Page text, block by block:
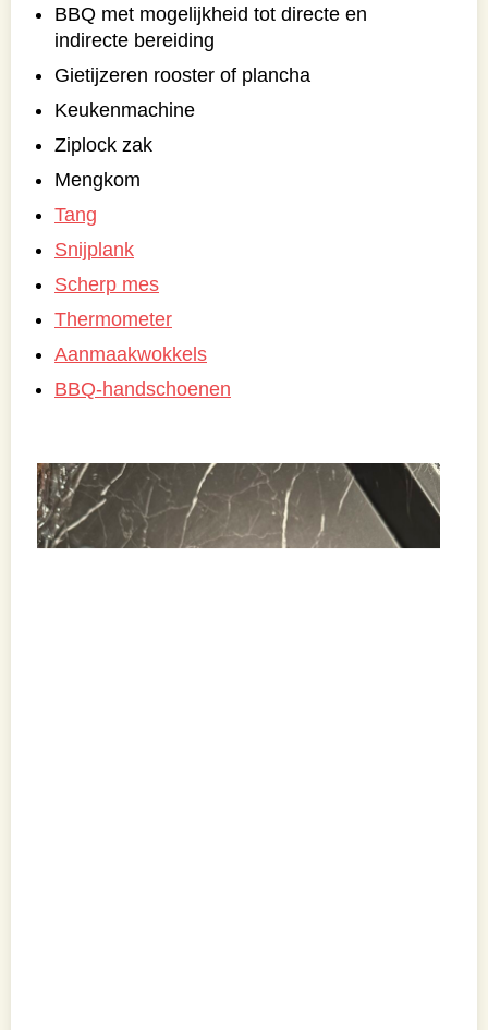
BBQ met mogelijkheid tot directe en
indirecte bereiding
Gietijzeren rooster of plancha
Keukenmachine
Ziplock zak
Mengkom
Tang
Snijplank
Scherp mes
Thermometer
Aanmaakwokkels
BBQ-handschoenen